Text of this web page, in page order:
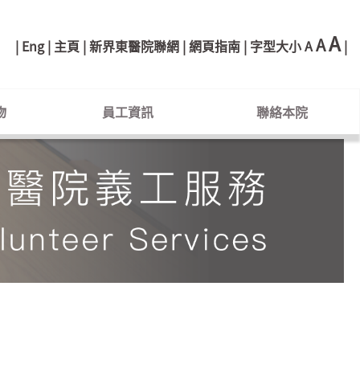
Eng 主頁 新界東醫院聯網 網頁指南 字型大小AAA
員工資訊 聯絡本院